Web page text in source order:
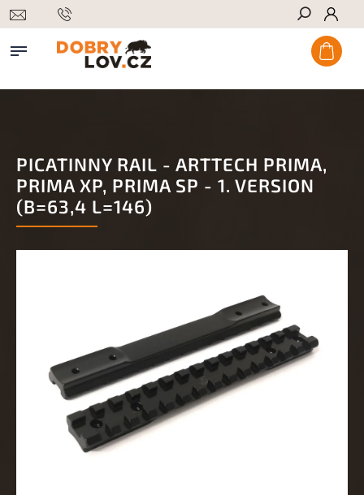
Hledat
PICATINNY RAIL - ARTTECH PRIMA,
PRIMA XP, PRIMA SP - 1. VERSION
(B=63,4 L=146)